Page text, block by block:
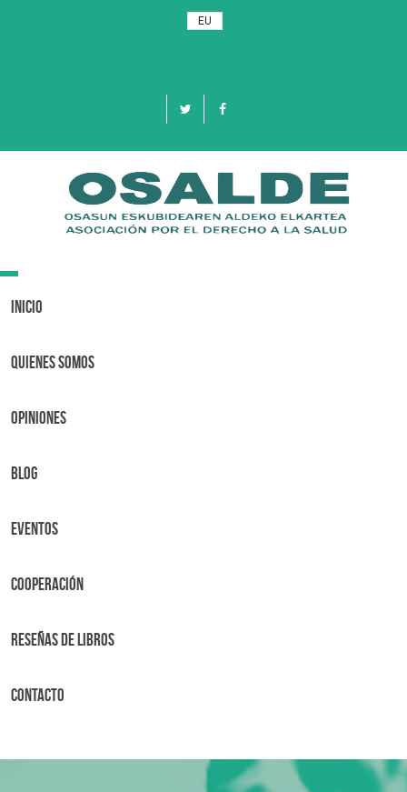
EU
Toggle
Inicio
Quienes Somos
OPINIONES
BLOG
Eventos
Cooperación
Reseñas de libros
Contacto